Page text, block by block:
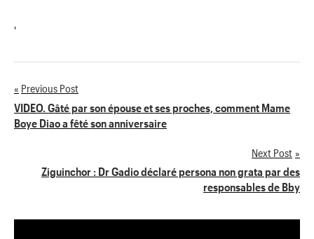
'
Navigation
de
Previous Post
VIDEO. Gâté par son épouse et ses proches, comment Mame
Boye Diao a fêté son anniversaire
Next Post
Ziguinchor : Dr Gadio déclaré persona non grata par des
responsables de Bby